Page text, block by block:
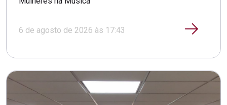
6 de agosto de 2026 às 17:43